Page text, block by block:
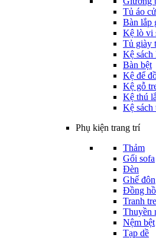
Tủ áo
Bàn lắp
Kệ lò vi
Tủ giày
Kệ sách
Bàn bệt
Kệ để
Kệ gỗ
Kệ thú
Kệ sách
Phụ kiện trang trí
Thảm
Gối sofa
Đèn
Ghế đôn
Đồng hồ
Tranh
Thuyền
Nệm bệt
Tạp dề